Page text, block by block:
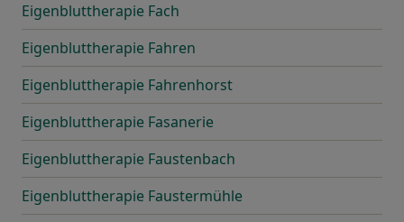
Eigenbluttherapie Fach
Eigenbluttherapie Fahren
Eigenbluttherapie Fahrenhorst
Eigenbluttherapie Fasanerie
Eigenbluttherapie Faustenbach
Eigenbluttherapie Faustermühle